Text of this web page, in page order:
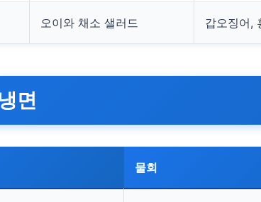
오이와 채소 샐러드 갑오징어,
면
물회